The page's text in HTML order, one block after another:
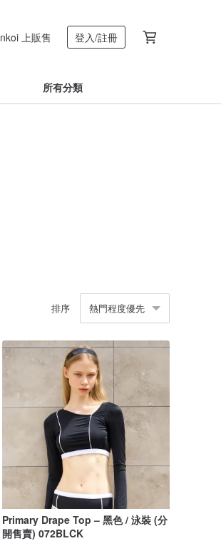
上販售 登入/註冊
所有分類
排序 熱門程度優先
Primary Drape Top – 黑色 / 泳裝 (分
開售賣) 072BLCK